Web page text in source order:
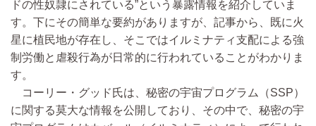
ドの性奴隷にされている”という暴露情報を紹介していま
す。下にその簡単な要約がありますが、記事から、既に火
星に植民地が存在し、そこではイルミナティ支配による強
制労働と虐殺行為が日常的に行われていることがわかりま
す。
コーリー・グッド氏は、秘密の宇宙プログラム（SSP）
に関する莫大な情報を公開しており、その中で、秘密の宇